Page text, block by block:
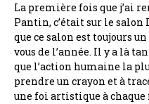
La première fois que j’ai
Pantin, c’était sur le
que ce salon est toujours
vous de l’année. Il y a là
que l’action humaine la
prendre un crayon et à
une foi artistique à